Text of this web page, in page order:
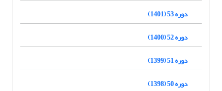
دوره 53 (1401)
دوره 52 (1400)
دوره 51 (1399)
دوره 50 (1398)